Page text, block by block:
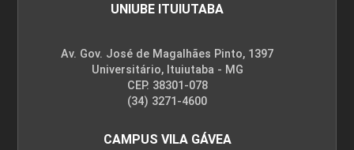
UNIUBE ITUIUTABA
Av. Gov. José de Magalhães Pinto, 1397
Universitário, Ituiutaba - MG
CEP. 38301-078
(34) 3271-4600
CAMPUS VILA GÁVEA